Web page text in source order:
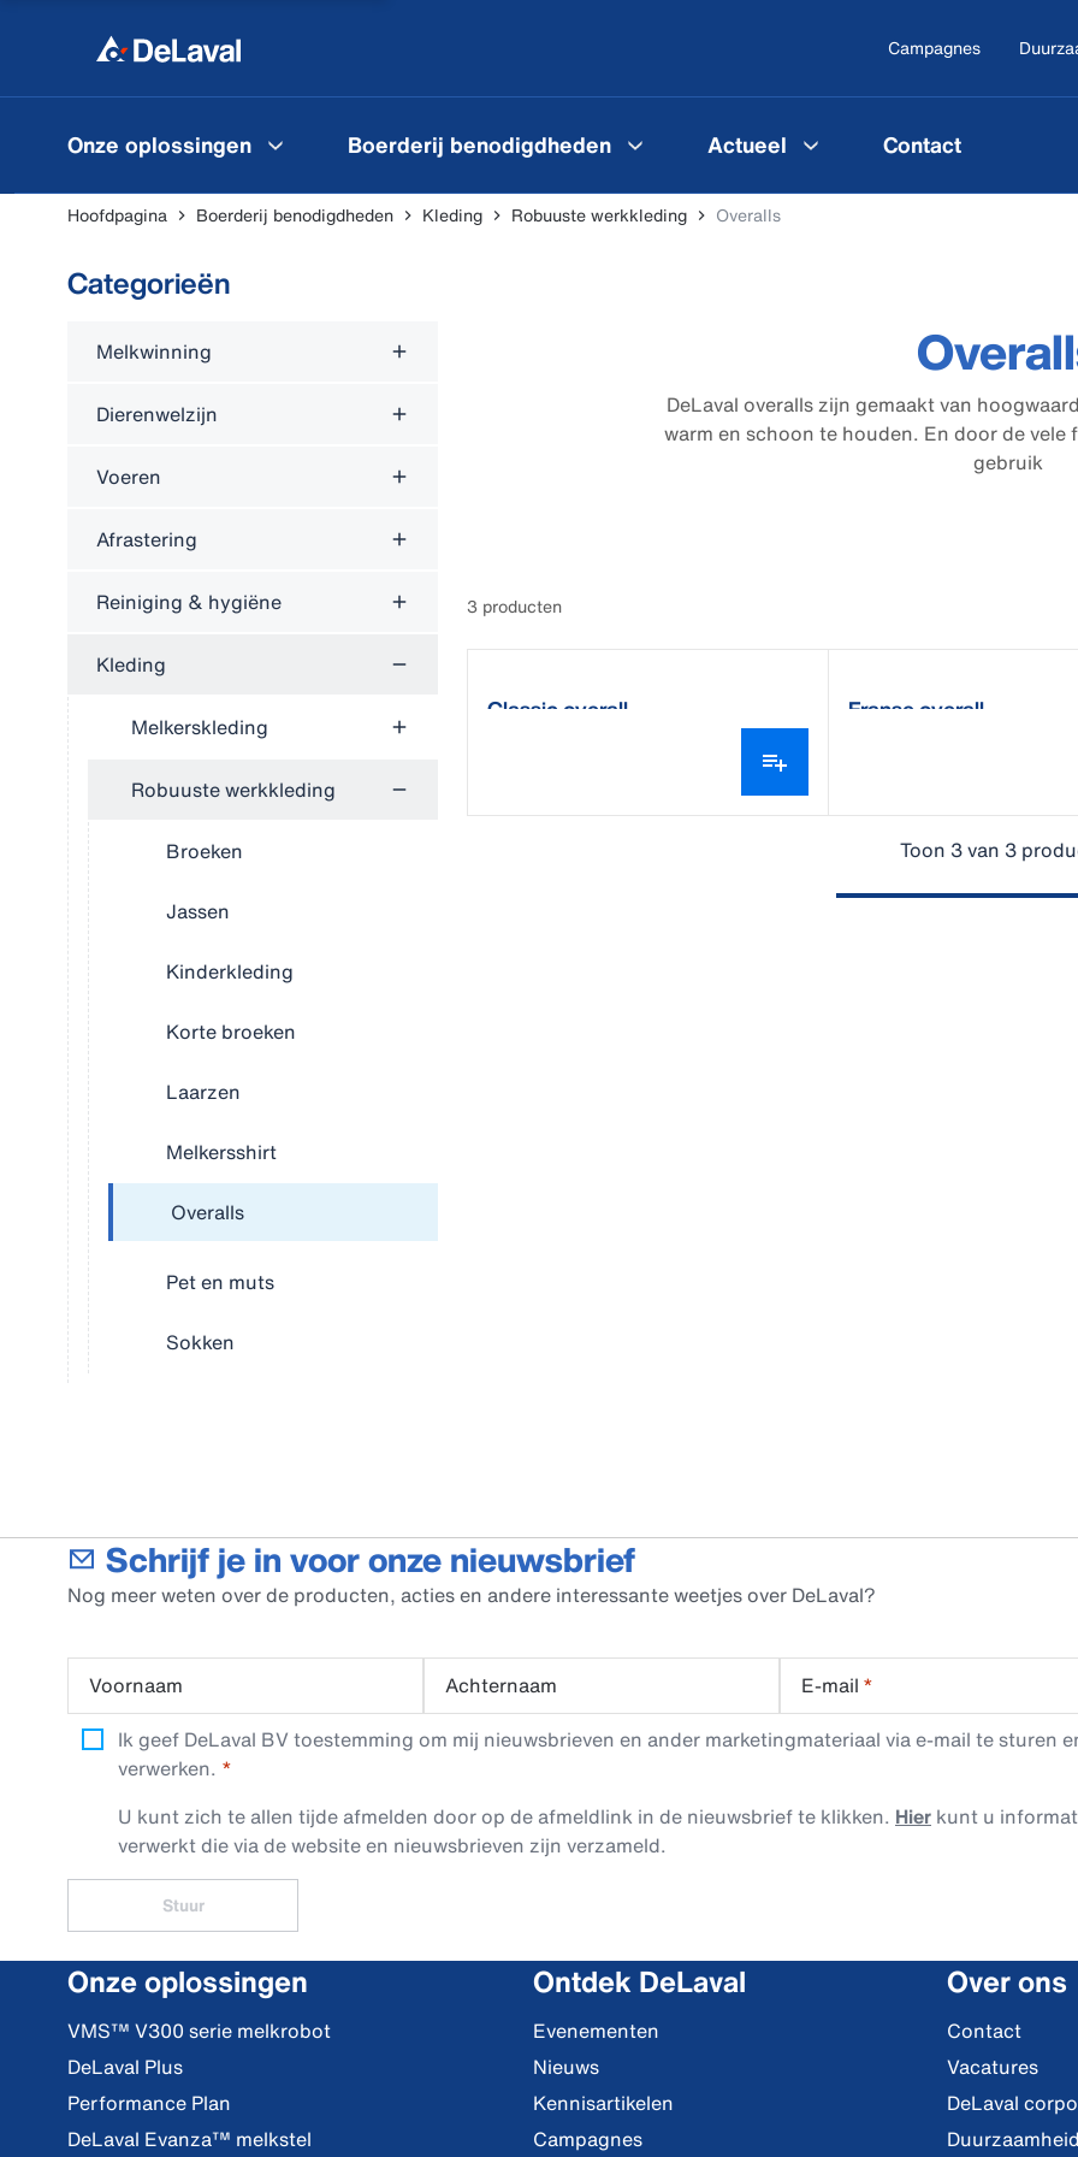
Campagnes
Onze oplossingen Boerderij benodigdheden Actueel Contact
Hoofdpagina Boerderij benodigdheden Kleding Robuuste werkkleding Overalls
Categorieën
Melkwinning
Dierenwelzijn
Voeren
Afrastering
Reiniging & hygiëne
Kleding
Melkerskleding
Robuuste werkkleding
Broeken
Jassen
Kinderkleding
Korte broeken
Laarzen
Melkersshirt
Overalls
Pet en muts
Sokken
DeLaval overalls zijn gemaakt van
warm en schoon te houden. En door de
gebruik
3 producten
Classic overall Franse overall
Toon 3 van 3
Schrijf je in voor onze nieuwsbrief
Nog meer weten over de producten, acties en andere interessante weetjes over DeLaval?
Voornaam Achternaam E-mail *
Ik geef DeLaval BV toestemming om mij nieuwsbrieven en ander marketingmateriaal via e-mail te sturen
verwerken.
U kunt zich te allen tijde afmelden door op de afmeldlink in de nieuwsbrief te klikken. Hier kunt u
verwerkt die via de website en nieuwsbrieven zijn verzameld.
Stuur
Onze oplossingen
VMS™ V300 serie melkrobot
DeLaval Plus
Performance Plan
DeLaval Evanza™ melkstel
Ontdek DeLaval
Evenementen
Nieuws
Kennisartikelen
Campagnes
Over ons
Contact
Vacatures
DeLaval
Duurzaamheid